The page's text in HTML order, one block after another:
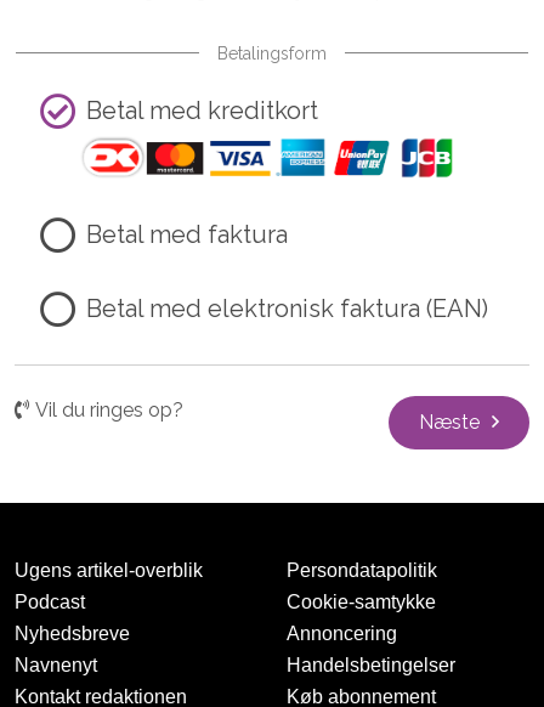
Betalingsform
Betal med kreditkort
Betal med faktura
Betal med elektronisk faktura (EAN)
Vil du ringes op?
Næste
Ugens artikel-overblik
Podcast
Nyhedsbreve
Navnenyt
Kontakt redaktionen
Persondatapolitik
Cookie-samtykke
Annoncering
Handelsbetingelser
Køb abonnement